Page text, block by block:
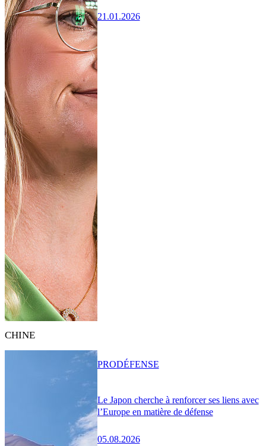
21.01.2026
CHINE
Le Japon cherche à renforcer ses liens avec
l’Europe en matière de défense
05.08.2026
PRODÉFENSE